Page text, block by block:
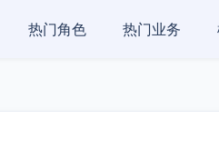
热门角色 热门业务